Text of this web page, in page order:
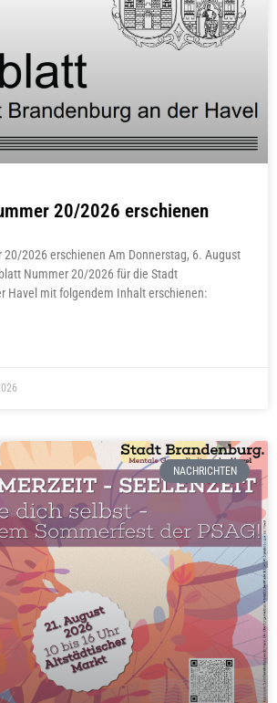
20/2026 erschienen
2026 erschienen Am Donnerstag, 6. August
Nummer 20/2026 für die Stadt
Havel mit folgendem Inhalt erschienen:
NACHRICHTEN